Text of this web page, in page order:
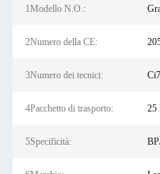
1Modello N.O.:
2Numero della CE:
3Numero dei tecnici:
4Pacchetto di trasporto: 25
5Specificità: